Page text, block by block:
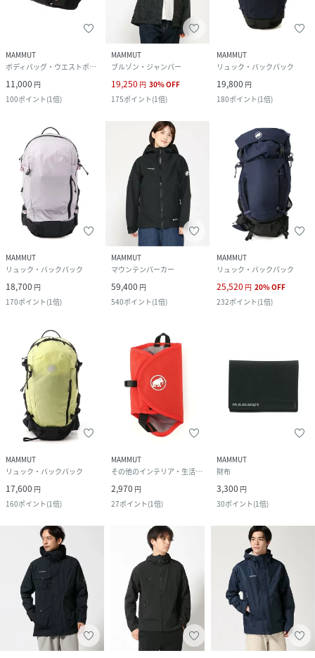
MAMMUT
ボディバッグ・ウエストポーチ
11,000 円
100ポイント(1倍)
MAMMUT
ブルゾン・ジャンパー
19,250 円 30%OFF
175ポイント(1倍)
MAMMUT
リュック・バックパック
19,800 円
180ポイント(1倍)
MAMMUT
リュック・バックパック
18,700 円
170ポイント(1倍)
MAMMUT
マウンテンパーカー
59,400 円
540ポイント(1倍)
MAMMUT
リュック・バックパック
25,520 円 20%OFF
232ポイント(1倍)
MAMMUT
リュック・バックパック
17,600 円
160ポイント(1倍)
MAMMUT
その他のインテリア・生活雑貨
2,970 円
27ポイント(1倍)
MAMMUT
財布
3,300 円
30ポイント(1倍)